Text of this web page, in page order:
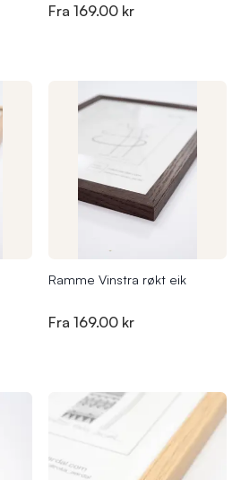
Fra 169.00 kr
Ramme Vinstra røkt eik
Fra 169.00 kr